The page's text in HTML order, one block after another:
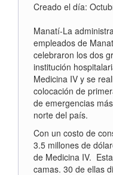
Creado el día:
Manatí-La
empleados de
celebraron los dos
institución
Medicina IV y se
colocación de
de emergencias
norte del país.
Con un costo de
3.5 millones de
de Medicina IV.
camas. 30 de ellas